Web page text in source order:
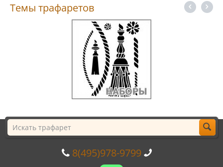
Темы трафаретов
8(495)978-9799